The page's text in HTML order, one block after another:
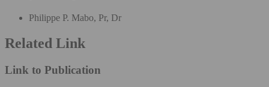
Philippe P. Mabo, Pr, Dr
Related Link
Link to Publication